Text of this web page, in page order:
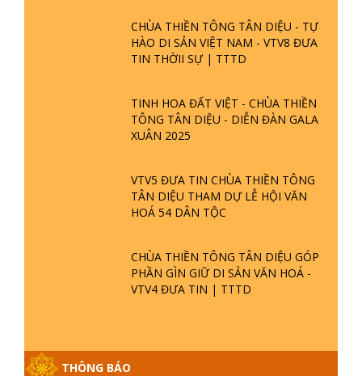
CHÙA THIỀN TÔNG TÂN DIỆU - TỰ
HÀO DI SẢN VIỆT NAM - VTV8 ĐƯA
TIN THỜII SỰ | TTTD
TINH HOA ĐẤT VIỆT - CHÙA THIỀN
TÔNG TÂN DIỆU - DIỄN ĐÀN GALA
XUÂN 2025
VTV5 ĐƯA TIN CHÙA THIỀN TÔNG
TÂN DIỆU THAM DỰ LỄ HỘI VĂN
HOÁ 54 DÂN TỘC
CHÙA THIỀN TÔNG TÂN DIỆU GÓP
PHẦN GÌN GIỮ DI SẢN VĂN HOÁ -
VTV4 ĐƯA TIN | TTTD
THÔNG BÁO